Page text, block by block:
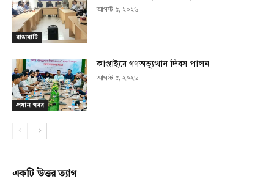
রাঙামাটি
আগস্ট ৫, ২০২৬
প্রধান খবর
কাপ্তাইয়ে গণঅভ্যুত্থান দিবস পালন
আগস্ট ৫, ২০২৬
একটি উত্তর ত্যাগ